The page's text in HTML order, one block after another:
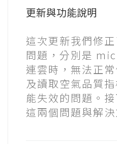
更新與功能說明
這次更新我們修
問題，分別是
連雲時，無法正
及讀取空氣品質
能失效的問題。
這兩個問題與解